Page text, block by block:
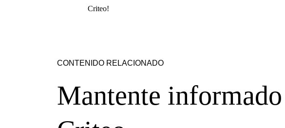
Criteo!
CONTENIDO RELACIONADO
Mantente